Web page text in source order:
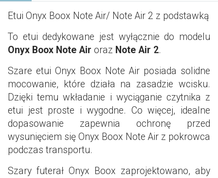
Etui Onyx Boox Note Air/ Note Air 2 z podstawką
To etui dedykowane jest wyłącznie do modelu
Onyx Boox Note Air oraz Note Air 2.
Szare etui Onyx Boox Note Air posiada solidne
mocowanie, które działa na zasadzie wcisku.
Dzięki temu wkładanie i wyciąganie czytnika z
etui jest proste i wygodne. Co więcej, idealne
dopasowanie zapewnia ochronę przed
wysunięciem się Onyx Boox Note Air z pokrowca
podczas transportu.
Szary futerał Onyx Boox zaprojektowano, aby